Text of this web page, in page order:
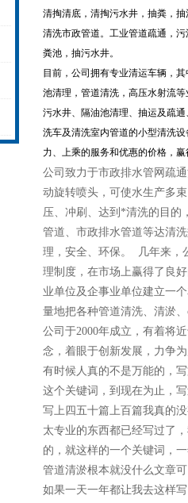
清掏清底，清掏污水井，抽粪，
清洗市政管道。工业管道疏通，
粪池，抽污水井。
目前，公司拥有专业清运车辆，
池清理，管道清洗，高压水射流
污水井、隔油池清理、抽运及疏
洗车及清洗室内管道的小型清洗
力、上乘的服务和优惠的价格，
公司致力于市政排水管网疏
动旋转喷头，可使水生产多
压、冲刷、达到*清洗的目的
管道、市政排水管道等达清
理，安全、环保。 几年来，
理制度，在市场上赢得了良
业单位及企事业单位建立一
量地把各种管道清洗、清淤
公司于2000年成立，有着将
念，着眼于创新发展，力争
有时候人真的不是万能的，
这个关键词，到现在为止，
写上四五十篇上百篇我真的
太专业的东西都已经写过了
的，就这样的一个关键词，
管道清淤根本就没什么文章
如果一天一年都让我去这样